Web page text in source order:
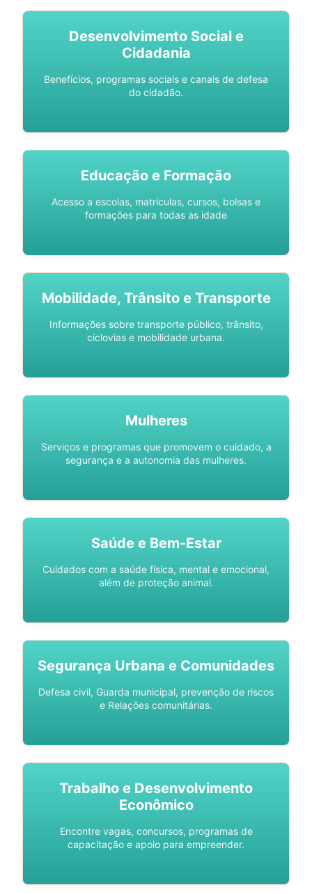
Desenvolvimento Social e
Cidadania
Benefícios, programas sociais e canais de defesa
do cidadão.
Educação e Formação
Acesso a escolas, matrículas, cursos, bolsas e
formações para todas as idade
Mobilidade, Trânsito e Transporte
Informações sobre transporte público, trânsito,
ciclovias e mobilidade urbana.
Mulheres
Serviços e programas que promovem o cuidado, a
segurança e a autonomia das mulheres.
Saúde e Bem-Estar
Cuidados com a saúde física, mental e emocional,
além de proteção animal.
Segurança Urbana e Comunidades
Defesa civil, Guarda municipal, prevenção de riscos
e Relações comunitárias.
Trabalho e Desenvolvimento
Econômico
Encontre vagas, concursos, programas de
capacitação e apoio para empreender.